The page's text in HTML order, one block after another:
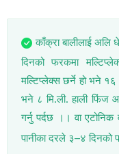
काँक्रा बालीलाई
दिनको फरकमा
मल्टिप्लेक्स छर्ने हो भने १६
भने ८ मि.ली. हाली फिंज
गर्नु पर्दछ ।। वा
पानीका दरले ३–४ दिनको